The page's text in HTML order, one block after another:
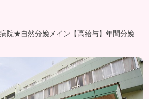
院★自然分娩メイン【高給与】年間分娩